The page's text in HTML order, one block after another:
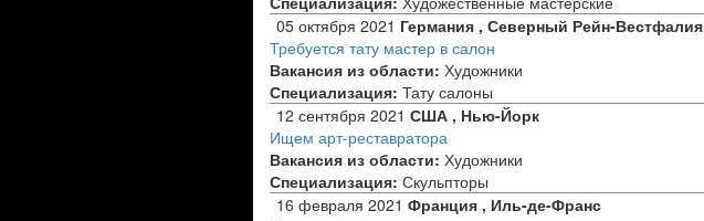
05 октября 2021 Германия , Северный Рейн-Вестфалия
Требуется тату мастер в салон
Вакансия из области: Художники
Специализация: Тату салоны
12 сентября 2021 США , Нью-Йорк
Ищем арт-реставратора
Вакансия из области: Художники
Специализация: Скульпторы
16 февраля 2021 Франция , Иль-де-Франс